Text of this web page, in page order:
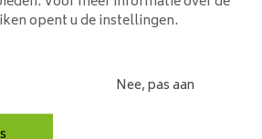
opent u de instellingen.
Nee, pas aan